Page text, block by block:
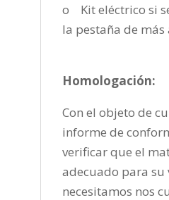
o Kit eléctrico si
la pestaña de
Homologación:
Con el objeto de
informe de
verificar que el
adecuado para su
necesitamos nos